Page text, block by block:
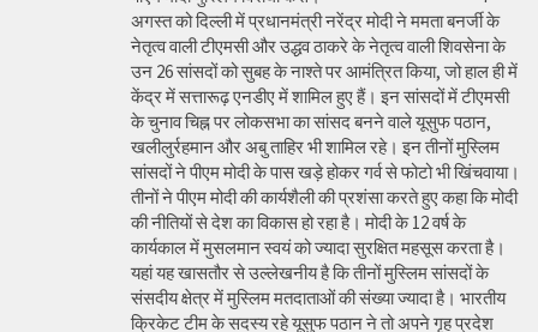
अगस्त को दिल्ली में प्रधानमंत्री नरेंद्र मोदी ने ममता बनर्जी के
नेतृत्व वाली टीएमसी और उद्धव ठाकरे के नेतृत्व वाली शिवसेना के
उन 26 सांसदों को सुबह के नाश्ते पर आमंत्रित किया, जो हाल ही में
केंद्र में सत्तारूढ़ एनडीए में शामिल हुए हैं। इन सांसदों में टीएमसी
के चुनाव चिह्न पर लोकसभा का सांसद बनने वाले यूसुफ पठान,
खलीलुर्रहमान और अबु ताहिर भी शामिल रहे। इन तीनों मुस्लिम
सांसदों ने पीएम मोदी के पास खड़े होकर गर्व से फोटो भी खिंचवाया।
तीनों ने पीएम मोदी की कार्यशैली की प्रशंसा करते हुए कहा कि मोदी
की नीतियों से देश का विकास हो रहा है। मोदी के 12 वर्ष के
कार्यकाल में मुसलमान स्वयं को ज्यादा सुरक्षित महसूस करता है।
यहां यह खासतौर से उल्लेखनीय है कि तीनों मुस्लिम सांसदों के
संसदीय क्षेत्र में मुस्लिम मतदाताओं की संख्या ज्यादा है। भारतीय
क्रिकेट टीम के सदस्य रहे यूसुफ पठान ने तो अपने गृह प्रदेश